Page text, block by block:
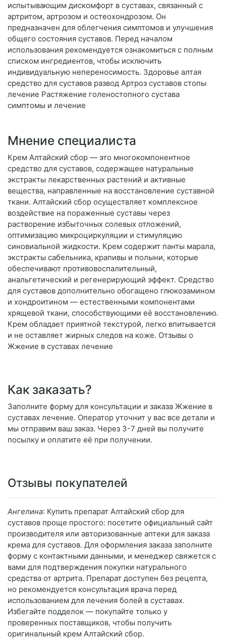
испытывающим дискомфорт в суставах, связанный с
артритом, артрозом и остеохондрозом. Он
предназначен для облегчения симптомов и улучшения
общего состояния суставов. Перед началом
использования рекомендуется ознакомиться с полным
списком ингредиентов, чтобы исключить
индивидуальную непереносимость. Здоровье алтая
средство для суставов развод Артроз суставов стопы
лечение Растяжение голеностопного сустава
симптомы и лечение
Мнение специалиста
Крем Алтайский сбор — это многокомпонентное
средство для суставов, содержащее натуральные
экстракты лекарственных растений и активные
вещества, направленные на восстановление суставной
ткани. Алтайский сбор осуществляет комплексное
воздействие на пораженные суставы через
растворение избыточных солевых отложений,
оптимизацию микроциркуляции и стимуляцию
синовиальной жидкости. Крем содержит панты марала,
экстракты сабельника, крапивы и полыни, которые
обеспечивают противовоспалительный,
анальгетический и регенерирующий эффект. Средство
для суставов дополнительно обогащено глюкозамином
и хондроитином — естественными компонентами
хрящевой ткани, способствующими её восстановлению.
Крем обладает приятной текстурой, легко впитывается
и не оставляет жирных следов на коже. Отзывы о
Жжение в суставах лечение
Как заказать?
Заполните форму для консультации и заказа Жжение в
суставах лечение. Оператор уточнит у вас все детали и
мы отправим ваш заказ. Через 3-7 дней вы получите
посылку и оплатите её при получении.
Отзывы покупателей
Ангелина: Купить препарат Алтайский сбор для
суставов проще простого: посетите официальный сайт
производителя или авторизованные аптеки для заказа
крема для суставов. Для оформления заказа заполните
форму с контактными данными, и менеджер свяжется с
вами для подтверждения покупки натурального
средства от артрита. Препарат доступен без рецепта,
но рекомендуется консультация врача перед
использованием для лечения болей в суставах.
Избегайте подделок — покупайте только у
проверенных поставщиков, чтобы получить
оригинальный крем Алтайский сбор.